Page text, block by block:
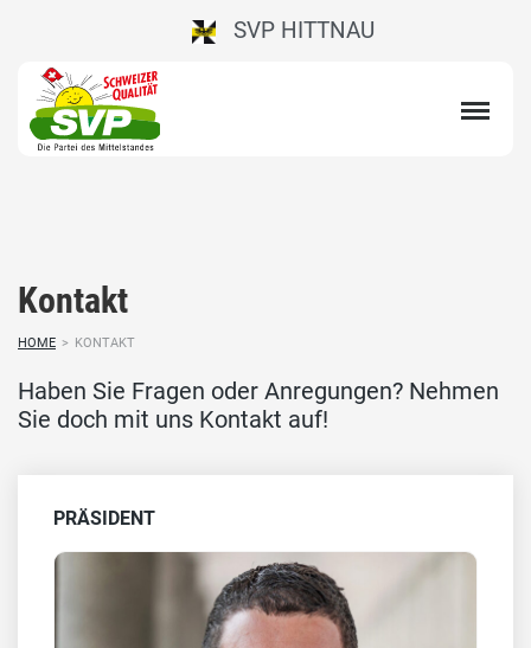
SVP HITTNAU
Kontakt
HOME > KONTAKT
Haben Sie Fragen oder Anregungen? Nehmen
Sie doch mit uns Kontakt auf!
PRÄSIDENT